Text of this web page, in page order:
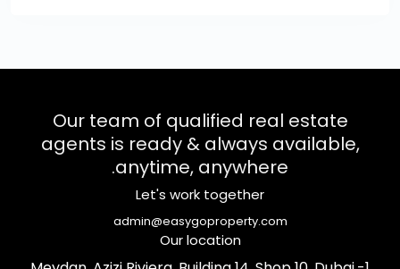
Our team of qualified real estate
agents is ready & always available,
anytime, anywhere.
Let's work together
admin@easygoproperty.com
Our location